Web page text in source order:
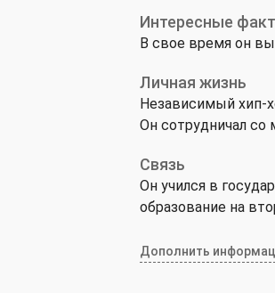
Интересные
В свое время он
Личная жизнь
Независимый хип-
Он сотрудничал со
Связь
Он учился в
образование на
Дополнить